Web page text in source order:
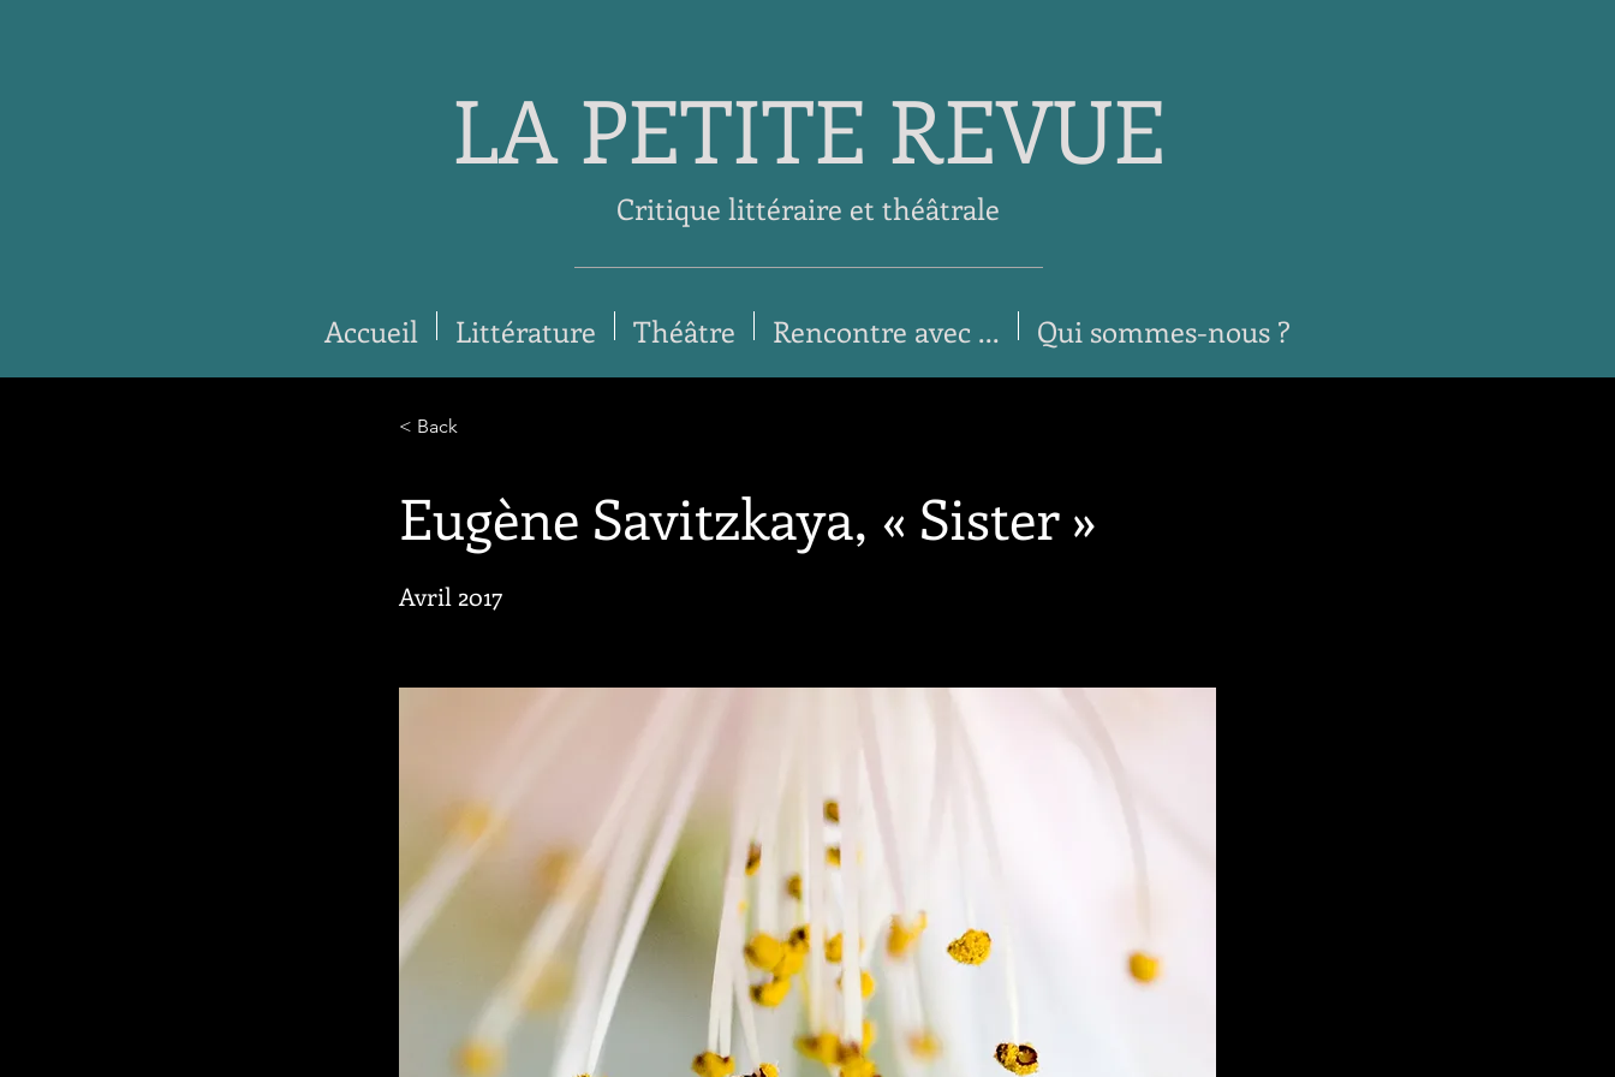
LA PETITE REVUE
Critique littéraire et théâtrale
Accueil Littérature Théâtre Rencontre avec ... Qui sommes-nous ?
< Back
Eugène Savitzkaya, « Sister »
Avril 2017